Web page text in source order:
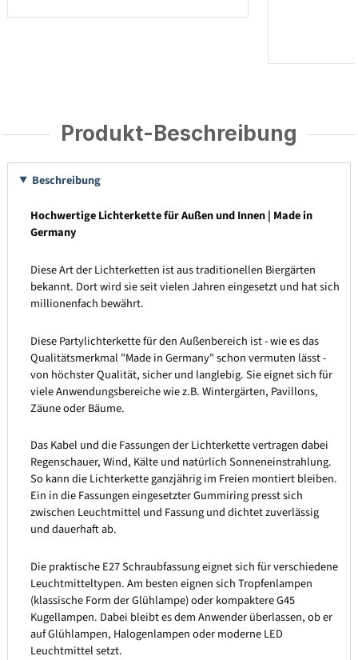
Produkt-Beschreibung
Beschreibung
Hochwertige Lichterkette für Außen und Innen | Made in
Germany
Diese Art der Lichterketten ist aus traditionellen Biergärten
bekannt. Dort wird sie seit vielen Jahren eingesetzt und hat sich
millionenfach bewährt.
Diese Partylichterkette für den Außenbereich ist - wie es das
Qualitätsmerkmal "Made in Germany" schon vermuten lässt -
von höchster Qualität, sicher und langlebig. Sie eignet sich für
viele Anwendungsbereiche wie z.B. Wintergärten, Pavillons,
Zäune oder Bäume.
Das Kabel und die Fassungen der Lichterkette vertragen dabei
Regenschauer, Wind, Kälte und natürlich Sonneneinstrahlung.
So kann die Lichterkette ganzjährig im Freien montiert bleiben.
Ein in die Fassungen eingesetzter Gummiring presst sich
zwischen Leuchtmittel und Fassung und dichtet zuverlässig
und dauerhaft ab.
Die praktische E27 Schraubfassung eignet sich für verschiedene
Leuchtmitteltypen. Am besten eignen sich Tropfenlampen
(klassische Form der Glühlampe) oder kompaktere G45
Kugellampen. Dabei bleibt es dem Anwender überlassen, ob er
auf Glühlampen, Halogenlampen oder moderne LED
Leuchtmittel setzt.